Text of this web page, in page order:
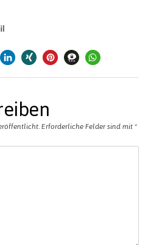
Erforderliche Felder sind mit *